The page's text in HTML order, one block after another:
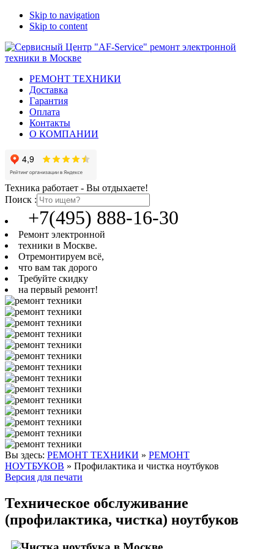
Skip to navigation
Skip to content
РЕМОНТ ТЕХНИКИ
Доставка
Гарантия
Оплата
Контакты
О КОМПАНИИ
Техника работает - Вы отдыхаете!
Поиск :
+7(495) 888-16-30
Ремонт электронной
техники в Москве.
Отремонтируем всё,
что вам так дорого
Требуйте скидку
на первый ремонт!
Вы здесь: РЕМОНТ ТЕХНИКИ » РЕМОНТ
НОУТБУКОВ » Профилактика и чистка ноутбуков
Версия для печати
Техническое обслуживание
(профилактика, чистка) ноутбуков